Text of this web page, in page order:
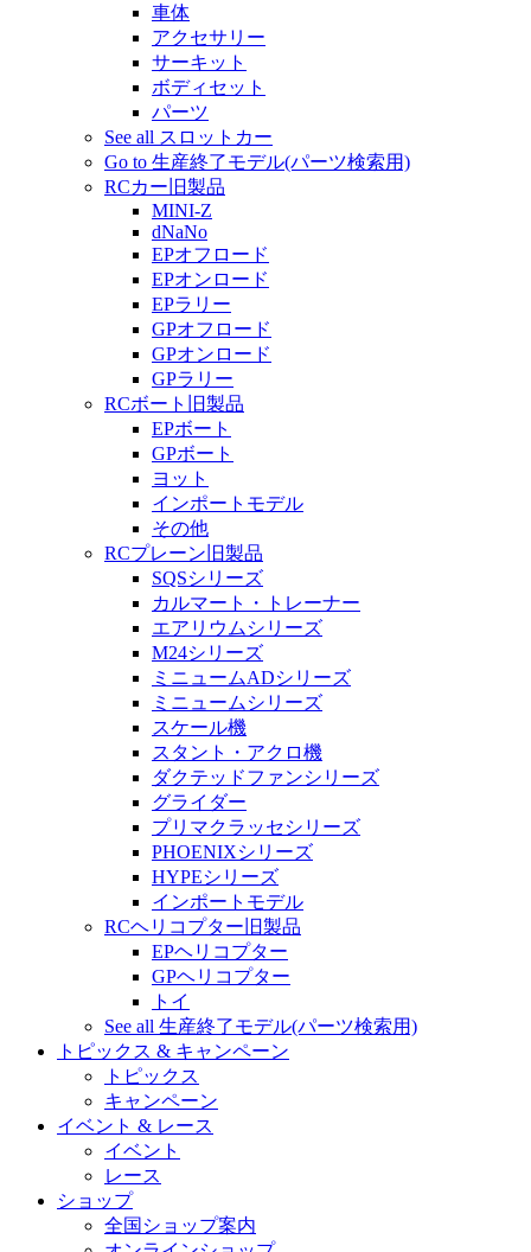
車体
アクセサリー
サーキット
ボディセット
パーツ
See all スロットカー
Go to 生産終了モデル(パーツ検索用)
RCカー旧製品
MINI-Z
dNaNo
EPオフロード
EPオンロード
EPラリー
GPオフロード
GPオンロード
GPラリー
RCボート旧製品
EPボート
GPボート
ヨット
インポートモデル
その他
RCプレーン旧製品
SQSシリーズ
カルマート・トレーナー
エアリウムシリーズ
M24シリーズ
ミニュームADシリーズ
ミニュームシリーズ
スケール機
スタント・アクロ機
ダクテッドファンシリーズ
グライダー
プリマクラッセシリーズ
PHOENIXシリーズ
HYPEシリーズ
インポートモデル
RCヘリコプター旧製品
EPヘリコプター
GPヘリコプター
トイ
See all 生産終了モデル(パーツ検索用)
トピックス & キャンペーン
トピックス
キャンペーン
イベント & レース
イベント
レース
ショップ
全国ショップ案内